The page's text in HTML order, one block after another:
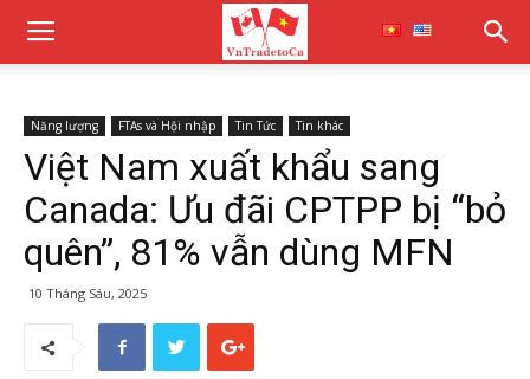
Năng lượng FTAs và Hội nhập Tin Tức Tin khác
Việt Nam xuất khẩu sang
Canada: Ưu đãi CPTPP bị “bỏ
quên”, 81% vẫn dùng MFN
10 Tháng Sáu, 2025